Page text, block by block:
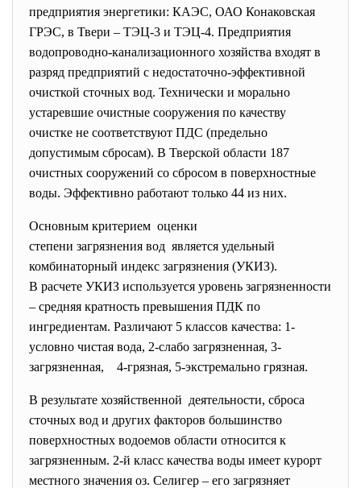
предприятия энергетики: КАЭС, ОАО Конаковская
ГРЭС, в Твери – ТЭЦ-3 и ТЭЦ-4. Предприятия
водопроводно-канализационного хозяйства входят в
разряд предприятий с недостаточно-эффективной
очисткой сточных вод. Технически и морально
устаревшие очистные сооружения по качеству
очистке не соответствуют ПДС (предельно
допустимым сбросам). В Тверской области 187
очистных сооружений со сбросом в поверхностные
воды. Эффективно работают только 44 из них.
Основным критерием оценки
степени загрязнения вод является удельный
комбинаторный индекс загрязнения (УКИЗ).
В расчете УКИЗ используется уровень загрязненности
– средняя кратность превышения ПДК по
ингредиентам. Различают 5 классов качества: 1-
условно чистая вода, 2-слабо загрязненная, 3-
загрязненная, 4-грязная, 5-экстремально грязная.
В результате хозяйственной деятельности, сброса
сточных вод и других факторов большинство
поверхностных водоемов области относится к
загрязненным. 2-й класс качества воды имеет курорт
местного значения оз. Селигер – его загрязняет